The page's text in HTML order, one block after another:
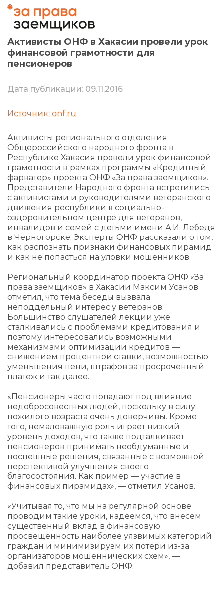
Активисты ОНФ в Хакасии провели урок
финансовой грамотности для
пенсионеров
Дата публикации: 09.11.2016
Источник: onf.ru
Активисты регионального отделения
Общероссийского народного фронта в
Республике Хакасия провели урок финансовой
грамотности в рамках программы «Кредитный
фарватер» проекта ОНФ «За права заемщиков».
Представители Народного фронта встретились
с активистами и руководителями ветеранского
движения республики в социально-
оздоровительном центре для ветеранов,
инвалидов и семей с детьми имени А.И. Лебедя
в Черногорске. Эксперты ОНФ рассказали о том,
как распознать признаки финансовых пирамид
и как не попасться на уловки мошенников.
Региональный координатор проекта ОНФ «За
права заемщиков» в Хакасии Максим Усанов
отметил, что тема беседы вызвала
неподдельный интерес у ветеранов.
Большинство слушателей лекции уже
сталкивались с проблемами кредитования и
поэтому интересовались возможными
механизмами оптимизации кредитов —
снижением процентной ставки, возможностью
уменьшения пени, штрафов за просроченный
платеж и так далее.
«Пенсионеры часто попадают под влияние
недобросовестных людей, поскольку в силу
пожилого возраста очень доверчивы. Кроме
того, немаловажную роль играет низкий
уровень доходов, что также подталкивает
пенсионеров принимать необдуманные и
поспешные решения, связанные с возможной
перспективой улучшения своего
благосостояния. Как пример — участие в
финансовых пирамидах», — отметил Усанов.
«Учитывая то, что мы на регулярной основе
проводим такие уроки, надеемся, что внесем
существенный вклад в финансовую
просвещенность наиболее уязвимых категорий
граждан и минимизируем их потери из-за
организаторов мошеннических схем», —
добавил представитель ОНФ.